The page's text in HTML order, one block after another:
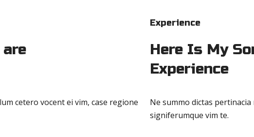
cetero vocent ei vim, case regione
Experience
Here Is My
Experience
Ne summo dictas
signiferumque vim te.